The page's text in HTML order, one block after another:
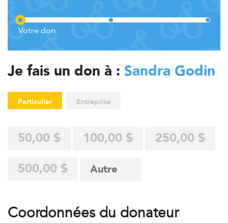
Je fais un don à : Sandra Godin
Particulier Entreprise
50,00 $ 100,00 $
250,00 $
500,00 $
Coordonnées du donateur